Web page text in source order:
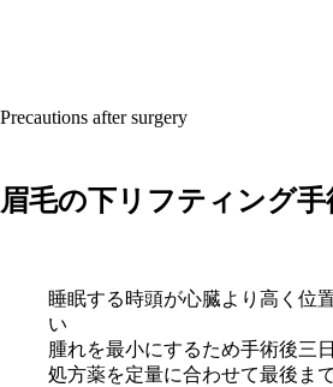
Precautions after surgery
眉毛の下リフティング手
睡眠する時頭が心臓より高く位
い
腫れを最小にするため手術後三
処方薬を定量に合わせて最後ま